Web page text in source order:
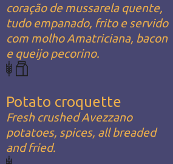
coração de mussarela quente,
tudo empanado, frito e servido
com molho Amatriciana, bacon
e queijo pecorino.
Potato croquette
Fresh crushed Avezzano
potatoes, spices, all breaded
and fried.